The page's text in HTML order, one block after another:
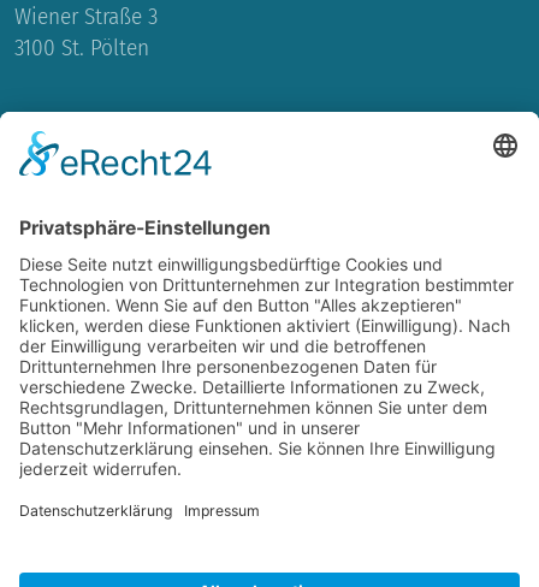
Wiener Straße 3
3100 St. Pölten
INHALTE
Biografie
Moderatorin
Interviews
Podcast
Coaching
Projekte
KONTAKTAUFNAHME
Copyright © 2026 Julia Schütze